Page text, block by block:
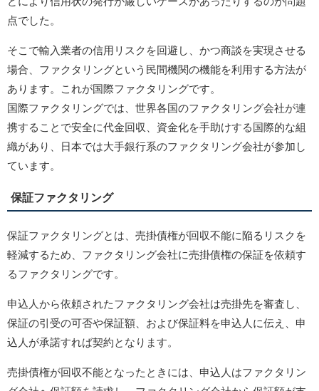
点でした。
そこで輸入業者の信用リスクを回避し、かつ商談を実現させる
場合、ファクタリングという民間機関の機能を利用する方法が
あります。これが国際ファクタリングです。
国際ファクタリングでは、世界各国のファクタリング会社が連
携することで安全に代金回収、資金化を手助けする国際的な組
織があり、日本では大手銀行系のファクタリング会社が参加し
ています。
保証ファクタリング
保証ファクタリングとは、売掛債権が回収不能に陥るリスクを
軽減するため、ファクタリング会社に売掛債権の保証を依頼す
るファクタリングです。
申込人から依頼されたファクタリング会社は売掛先を審査し、
保証の引受の可否や保証額、および保証料を申込人に伝え、申
込人が承諾すれば契約となります。
売掛債権が回収不能となったときには、申込人はファクタリン